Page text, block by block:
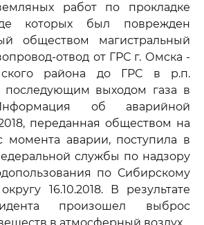
работ по прокладке
которых был поврежден
обществом магистральный
отвод от ГРС г. Омска -
района до ГРС в р.п.
последующим выходом газа в
об аварийной
переданная обществом на
момента аварии, поступила в
службы по надзору
по Сибирскому
16.10.2018. В результате
произошел выброс